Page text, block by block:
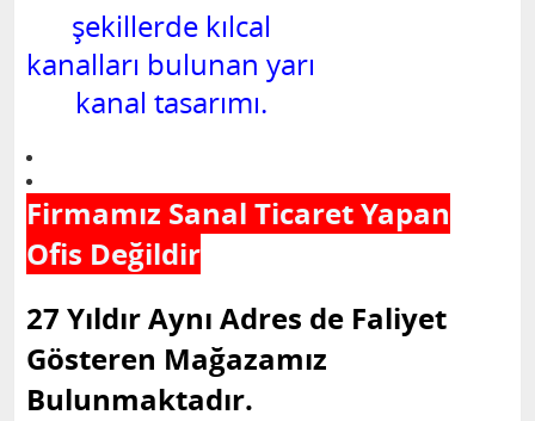
şekillerde kılcal
kanalları bulunan yarı
kanal tasarımı.
Firmamız Sanal Ticaret Yapan
Ofis Değildir
27 Yıldır Aynı Adres de Faliyet
Gösteren Mağazamız
Bulunmaktadır.